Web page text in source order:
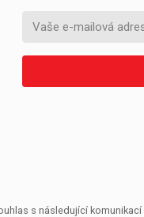
s následující